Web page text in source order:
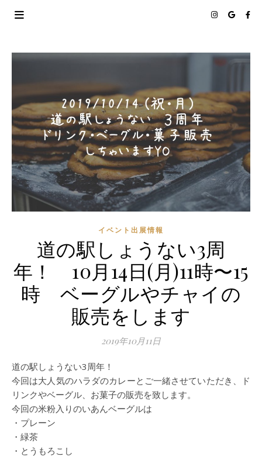
イベント出展情報
道の駅しょうない3周
年！ 10月14日(月)11時〜15
時 ベーグルやチャイの
販売をします
2019年10月11日
道の駅しょうない3周年！
今回は大人気のハラダのカレーとご一緒させていただき、ド
リンクやベーグル、お菓子の販売を致します。
今回の米粉入りのいあんベーグルは
・プレーン
・緑茶
・とうもろこし